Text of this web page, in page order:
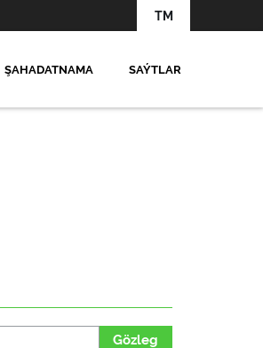
TM
ŞAHADATNAMA SAÝTLAR
Gözleg